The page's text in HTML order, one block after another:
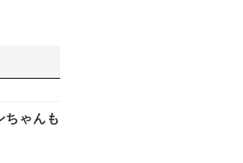
ちゃんも